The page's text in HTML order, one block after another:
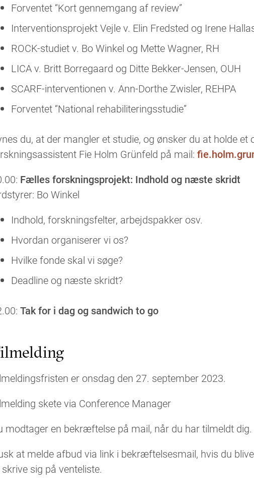
Forventet “Kort gennemgang af review”
Interventionsprojekt Vejle v. Elin Fredsted og Irene
ROCK-studiet v. Bo Winkel og Mette Wagner, RH
LICA v. Britt Borregaard og Ditte Bekker-Jensen, OUH
SCARF-interventionen v. Ann-Dorthe Zwisler, REHPA
Forventet “National rehabiliteringsstudie”
du, at der mangler et studie, og ønsker du at holde et
Fie Holm Grünfeld på mail:
Fælles forskningsprojekt: Indhold og næste skridt
Bo Winkel
Indhold, forskningsfelter, arbejdspakker osv.
Hvordan organiserer vi os?
Hvilke fonde skal vi søge?
Deadline og næste skridt?
Tak for i dag og sandwich to go
er onsdag den 27. september 2023.
skete via Conference Manager
modtager en bekræftelse på mail, når du har tilmeldt dig.
at melde afbud via link i bekræftelsesmail, hvis du
sig på venteliste.